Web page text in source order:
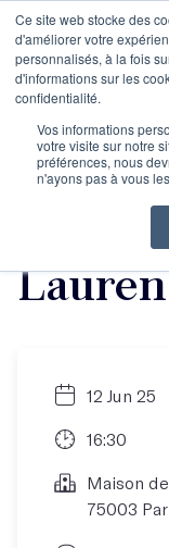
Ce site web stocke des
d'améliorer votre
personnalisés, à la fois
d'informations sur les
confidentialité.
Vos informations
votre visite sur notre
préférences, nous
n'ayons pas à vous
de
12 Jun 25
16:30
Maison
75003